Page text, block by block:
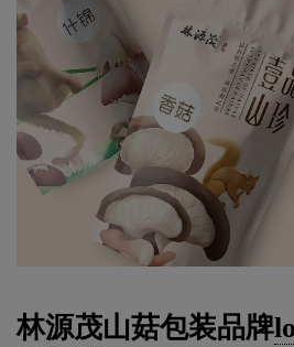
林源茂山菇包装品牌